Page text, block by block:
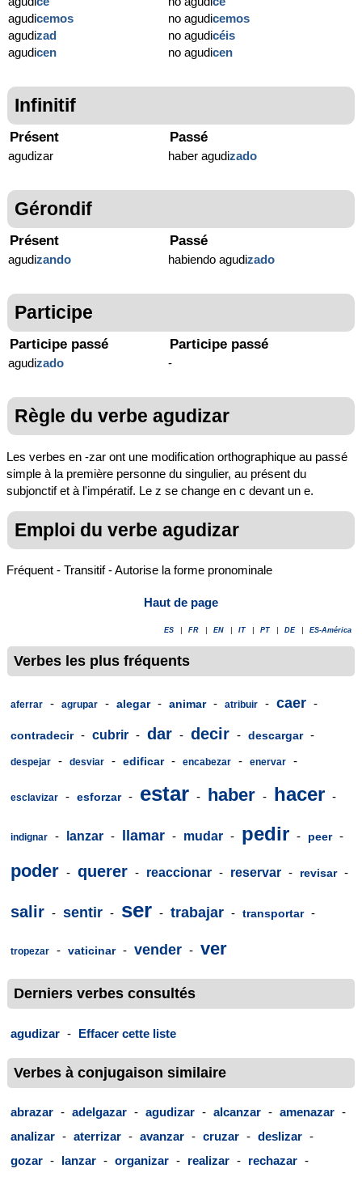
agudicemos
agudizad
agudicen
no agudicemos
no agudicéis
no agudicen
Infinitif
Présent
agudizar
Passé
haber agudizado
Gérondif
Présent
agudizando
Passé
habiendo agudizado
Participe
Participe passé
agudizado
Participe passé
-
Règle du verbe agudizar
Les verbes en -zar ont une modification orthographique au passé
simple à la première personne du singulier, au présent du
subjonctif et à l'impératif. Le z se change en c devant un e.
Emploi du verbe agudizar
Fréquent - Transitif - Autorise la forme pronominale
Haut de page
ES FR EN IT PT DE ES-América
Verbes les plus fréquents
aferrar - agrupar - alegar - animar - atribuir - caer -
contradecir - cubrir - dar - decir - descargar -
despejar - desviar - edificar - encabezar - enervar -
esclavizar - esforzar - estar - haber - hacer -
indignar - lanzar - llamar - mudar - pedir - peer -
poder - querer - reaccionar - reservar - revisar -
salir - sentir - ser - trabajar - transportar -
tropezar - vaticinar - vender - ver
Derniers verbes consultés
agudizar - Effacer cette liste
Verbes à conjugaison similaire
abrazar - adelgazar - agudizar - alcanzar - amenazar -
analizar - aterrizar - avanzar - cruzar - deslizar -
gozar - lanzar - organizar - realizar - rechazar -